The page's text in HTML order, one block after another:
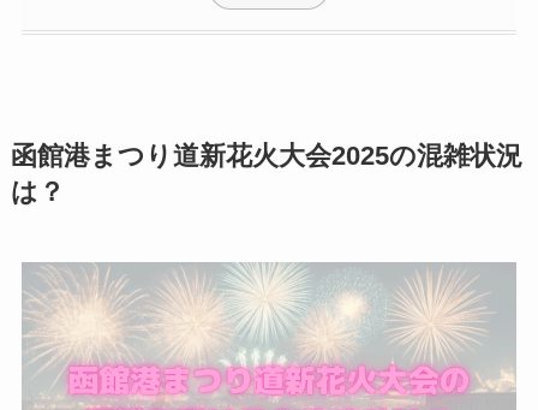
函館港まつり道新花火大会2025の混雑状況
は？